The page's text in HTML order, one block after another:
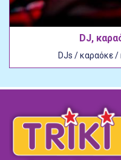
DJ,
DJs / καραόκε